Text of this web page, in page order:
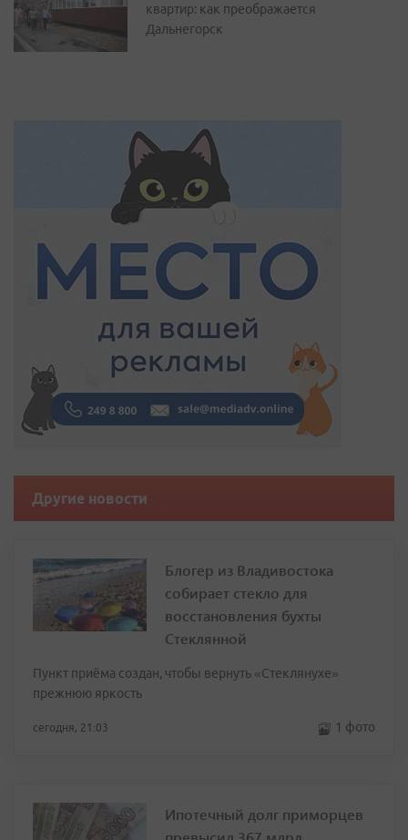
квартир: как преображается
Дальнегорск
Другие новости
Блогер из Владивостока
собирает стекло для
восстановления бухты
Стеклянной
Пункт приёма создан, чтобы вернуть «Стеклянухе»
прежнюю яркость
сегодня, 21:03 1 фото
Ипотечный долг приморцев